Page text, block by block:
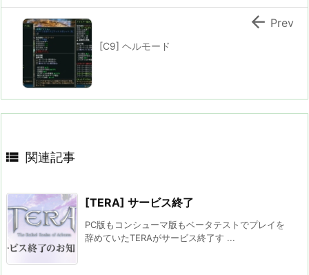
[C9] ヘルモード
 Prev
 関連記事
[TERA] サービス終了
PC版もコンシューマ版もベータテストでプレイを
辞めていたTERAがサービス終了す ...